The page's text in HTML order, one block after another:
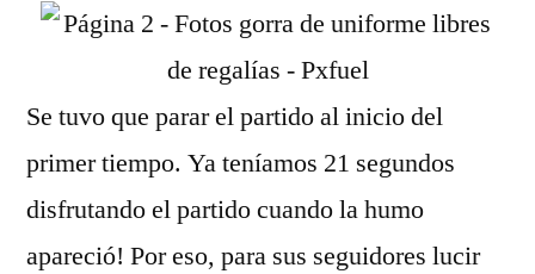
Se tuvo que parar el partido al inicio del
primer tiempo. Ya teníamos 21 segundos
disfrutando el partido cuando la humo
apareció! Por eso, para sus seguidores lucir